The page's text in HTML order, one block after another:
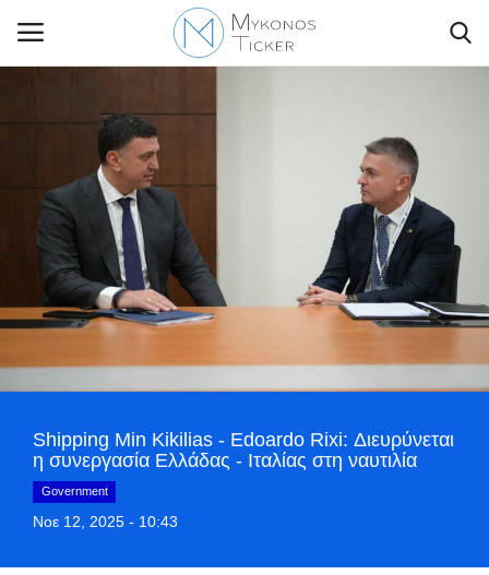
Contact Us
Politique
Business
World
Style Adorés
Greece
Entertainment
Shipping Min Kikilias - Edoardo Rixi: Διευρύνεται
η συνεργασία Ελλάδας - Ιταλίας στη ναυτιλία
Government
Νοε 12, 2025 - 10:43